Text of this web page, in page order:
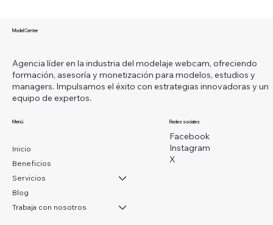
Model Center
Agencia líder en la industria del modelaje webcam, ofreciendo
formación, asesoría y monetización para modelos, estudios y
managers. Impulsamos el éxito con estrategias innovadoras y un
equipo de expertos.
Menú
Inicio
Beneficios
Servicios
Blog
Trabaja con nosotros
Redes sociales
Facebook
Instagram
X